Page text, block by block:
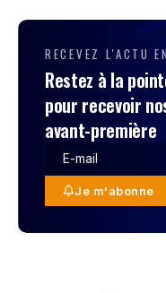
RECEVEZ L'ACTU
Restez à la
pour recevoir
avant-première
Je m'abonne